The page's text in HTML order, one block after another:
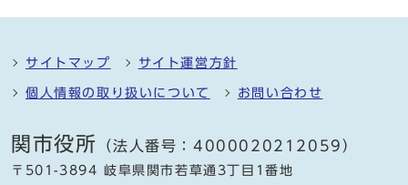
サイトマップ サイト運営方針
個人情報の取り扱いについて お問い合わせ
関市役所 （法人番号：4000020212059）
〒501-3894 岐阜県関市若草通3丁目1番地